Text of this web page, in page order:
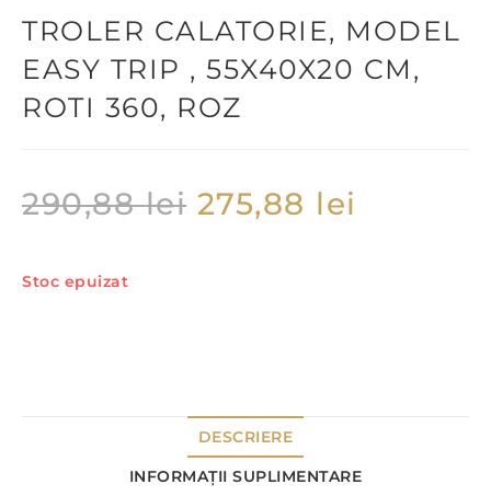
TROLER CALATORIE, MODEL
EASY TRIP , 55X40X20 CM,
ROTI 360, ROZ
290,88lei 275,88 lei
Stoc epuizat
DESCRIERE
INFORMAȚII SUPLIMENTARE